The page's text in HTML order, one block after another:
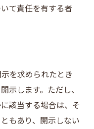
て責任を有する者
を求められたとき
示します。ただし、
該当する場合は、そ
もあり、開示しない